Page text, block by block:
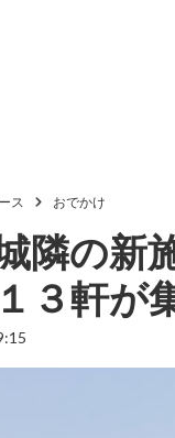
ス おでかけ
隣の新
３軒が